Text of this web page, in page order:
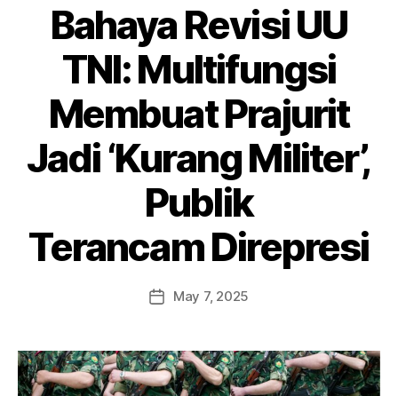
Bahaya Revisi UU
TNI: Multifungsi
Membuat Prajurit
Jadi ‘Kurang Militer’,
Publik
Terancam Direpresi
May 7, 2025